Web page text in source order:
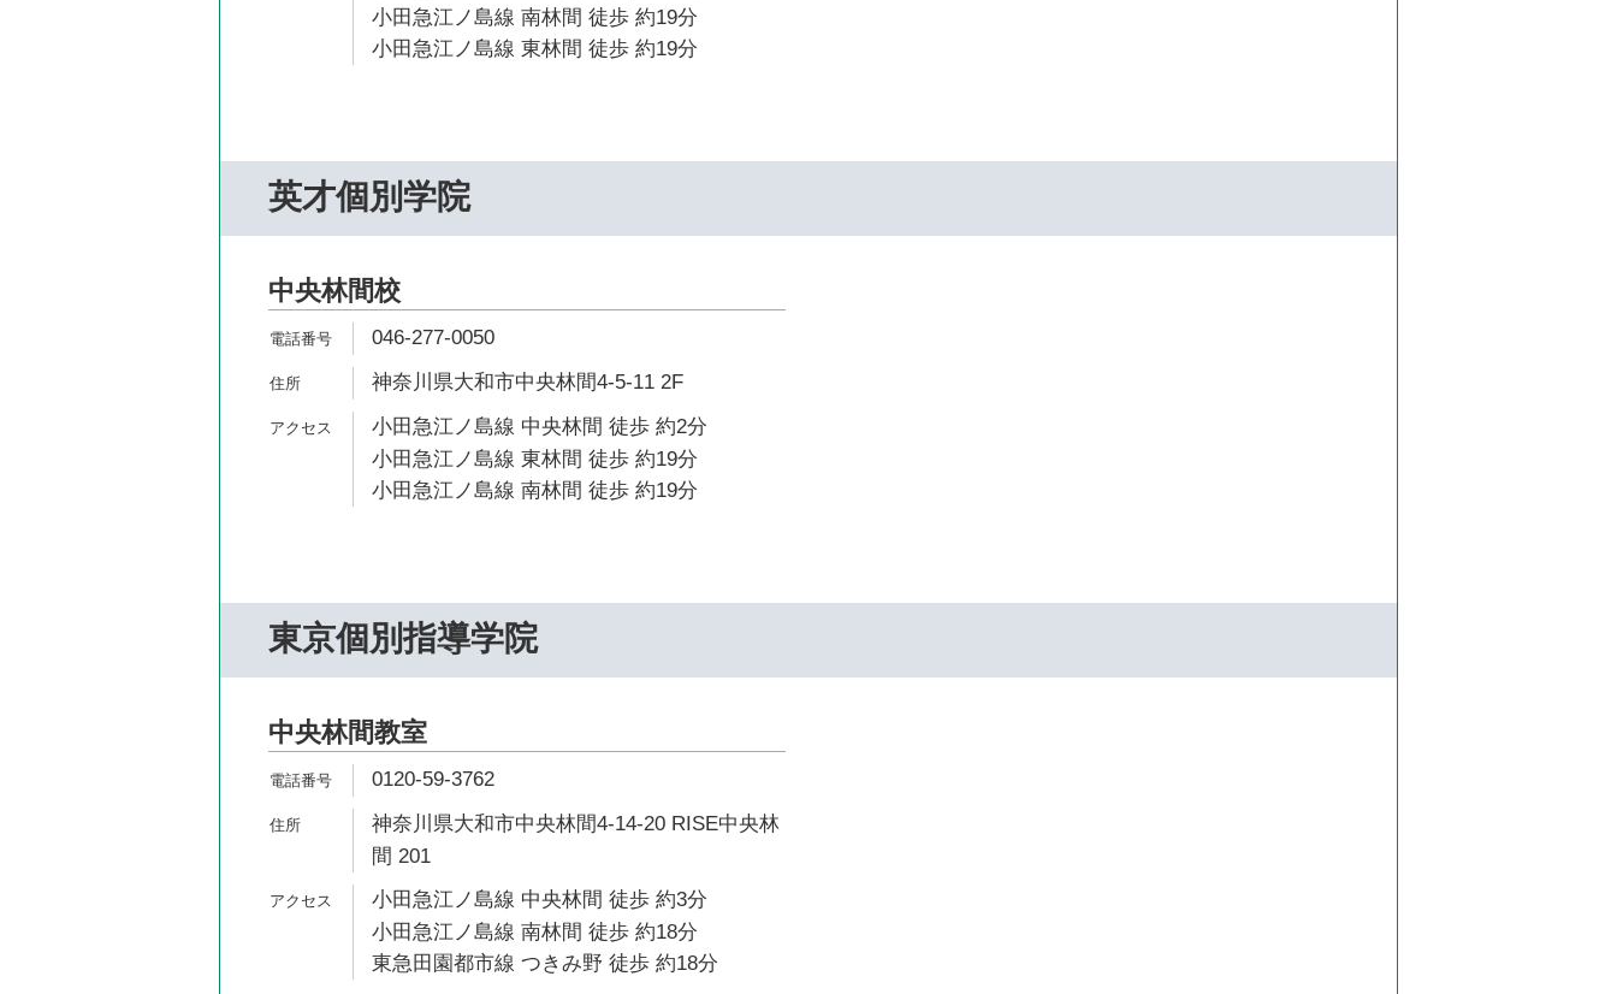
小田急江ノ島線 南林間 徒歩 約19分
小田急江ノ島線 東林間 徒歩 約19分
英才個別学院
中央林間校
046-277-0050
神奈川県大和市中央林間4-5-11 2F
小田急江ノ島線 中央林間 徒歩 約2分
小田急江ノ島線 東林間 徒歩 約19分
小田急江ノ島線 南林間 徒歩 約19分
東京個別指導学院
中央林間教室
0120-59-3762
神奈川県大和市中央林間4-14-20 RISE中央林
間 201
小田急江ノ島線 中央林間 徒歩 約3分
小田急江ノ島線 南林間 徒歩 約18分
東急田園都市線 つきみ野 徒歩 約18分